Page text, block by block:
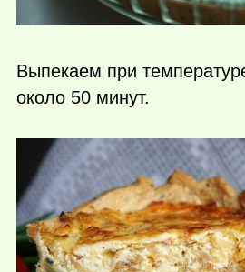
Выпекаем при
около 50 минут.